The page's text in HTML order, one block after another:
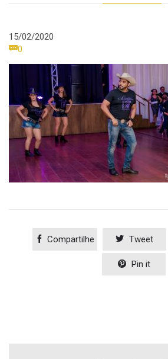
15/02/2020
0
 Compartilhe  Tweet
 Pin it